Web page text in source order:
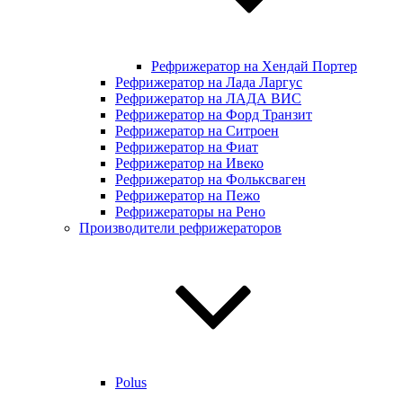
Рефрижератор на Хендай Портер
Рефрижератор на Лада Ларгус
Рефрижератор на ЛАДА ВИС
Рефрижератор на Форд Транзит
Рефрижератор на Ситроен
Рефрижератор на Фиат
Рефрижератор на Ивеко
Рефрижератор на Фольксваген
Рефрижератор на Пежо
Рефрижераторы на Рено
Производители рефрижераторов
Polus